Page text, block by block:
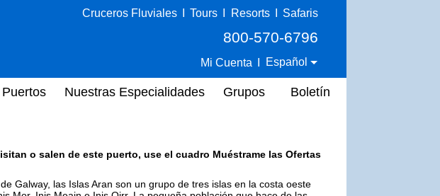
Cruceros Fluviales Tours Resorts Safaris
800-570-6796
Mi Cuenta Español
Puertos Nuestras Especialidades Grupos Boletín
o salen de este puerto, use el cuadro Muéstrame las Ofertas
Galway, las Islas Aran son un grupo de tres islas en la costa oeste